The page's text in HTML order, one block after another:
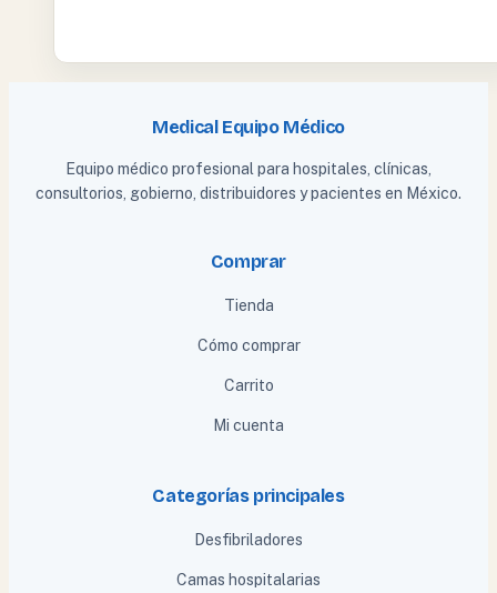
Medical Equipo Médico
Equipo médico profesional para hospitales, clínicas,
consultorios, gobierno, distribuidores y pacientes en México.
Comprar
Tienda
Cómo comprar
Carrito
Mi cuenta
Categorías principales
Desfibriladores
Camas hospitalarias